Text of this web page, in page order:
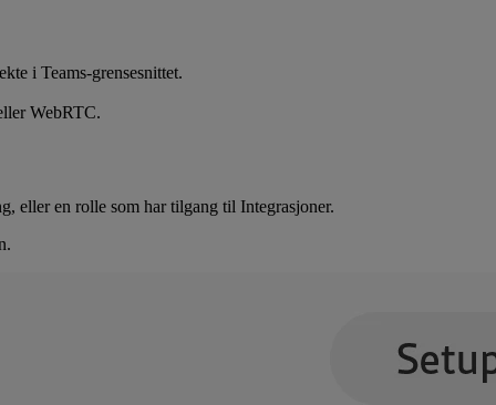
i Teams-grensesnittet.
WebRTC.
eller en rolle som har tilgang til Integrasjoner.